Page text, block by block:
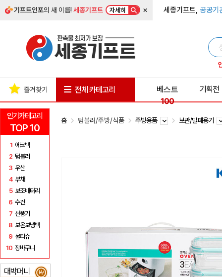
기프트인포의 새 이름!세종기프트 자세히 × 세종기프트, 공공기
인기카테고리
TOP 10
1 에코백
2 텀블러
3 우산
4 부채
5 보조배터리
6 수건
7 선풍기
8 보온보냉백
9 물티슈
10 장바구니
대박머니 ₩
즐겨찾기 전체 카테고리
베스트
100
기획전
홈 텀블러/주방/식품 주방용품 보관/밀폐용기